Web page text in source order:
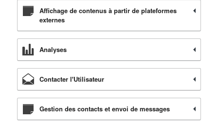
Affichage de contenus à partir de plateformes
externes
Analyses
Contacter l'Utilisateur
Gestion des contacts et envoi de messages